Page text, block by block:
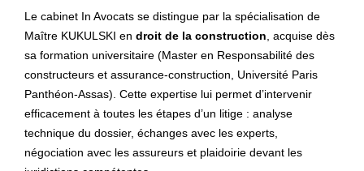
Le cabinet In Avocats se distingue par la spécialisation de
Maître KUKULSKI en droit de la construction , acquise dès
sa formation universitaire (Master en Responsabilité des
constructeurs et assurance-construction, Université Paris
Panthéon-Assas). Cette expertise lui permet d’intervenir
efficacement à toutes les étapes d’un litige : analyse
technique du dossier, échanges avec les experts,
négociation avec les assureurs et plaidoirie devant les